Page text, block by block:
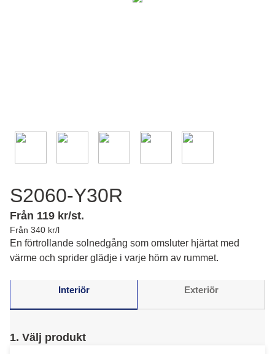
S2060-Y30R
Från 119 kr/st.
Från 340 kr/l
En förtrollande solnedgång som omsluter hjärtat med
värme och sprider glädje i varje hörn av rummet.
Interiör Exteriör
1. Välj produkt